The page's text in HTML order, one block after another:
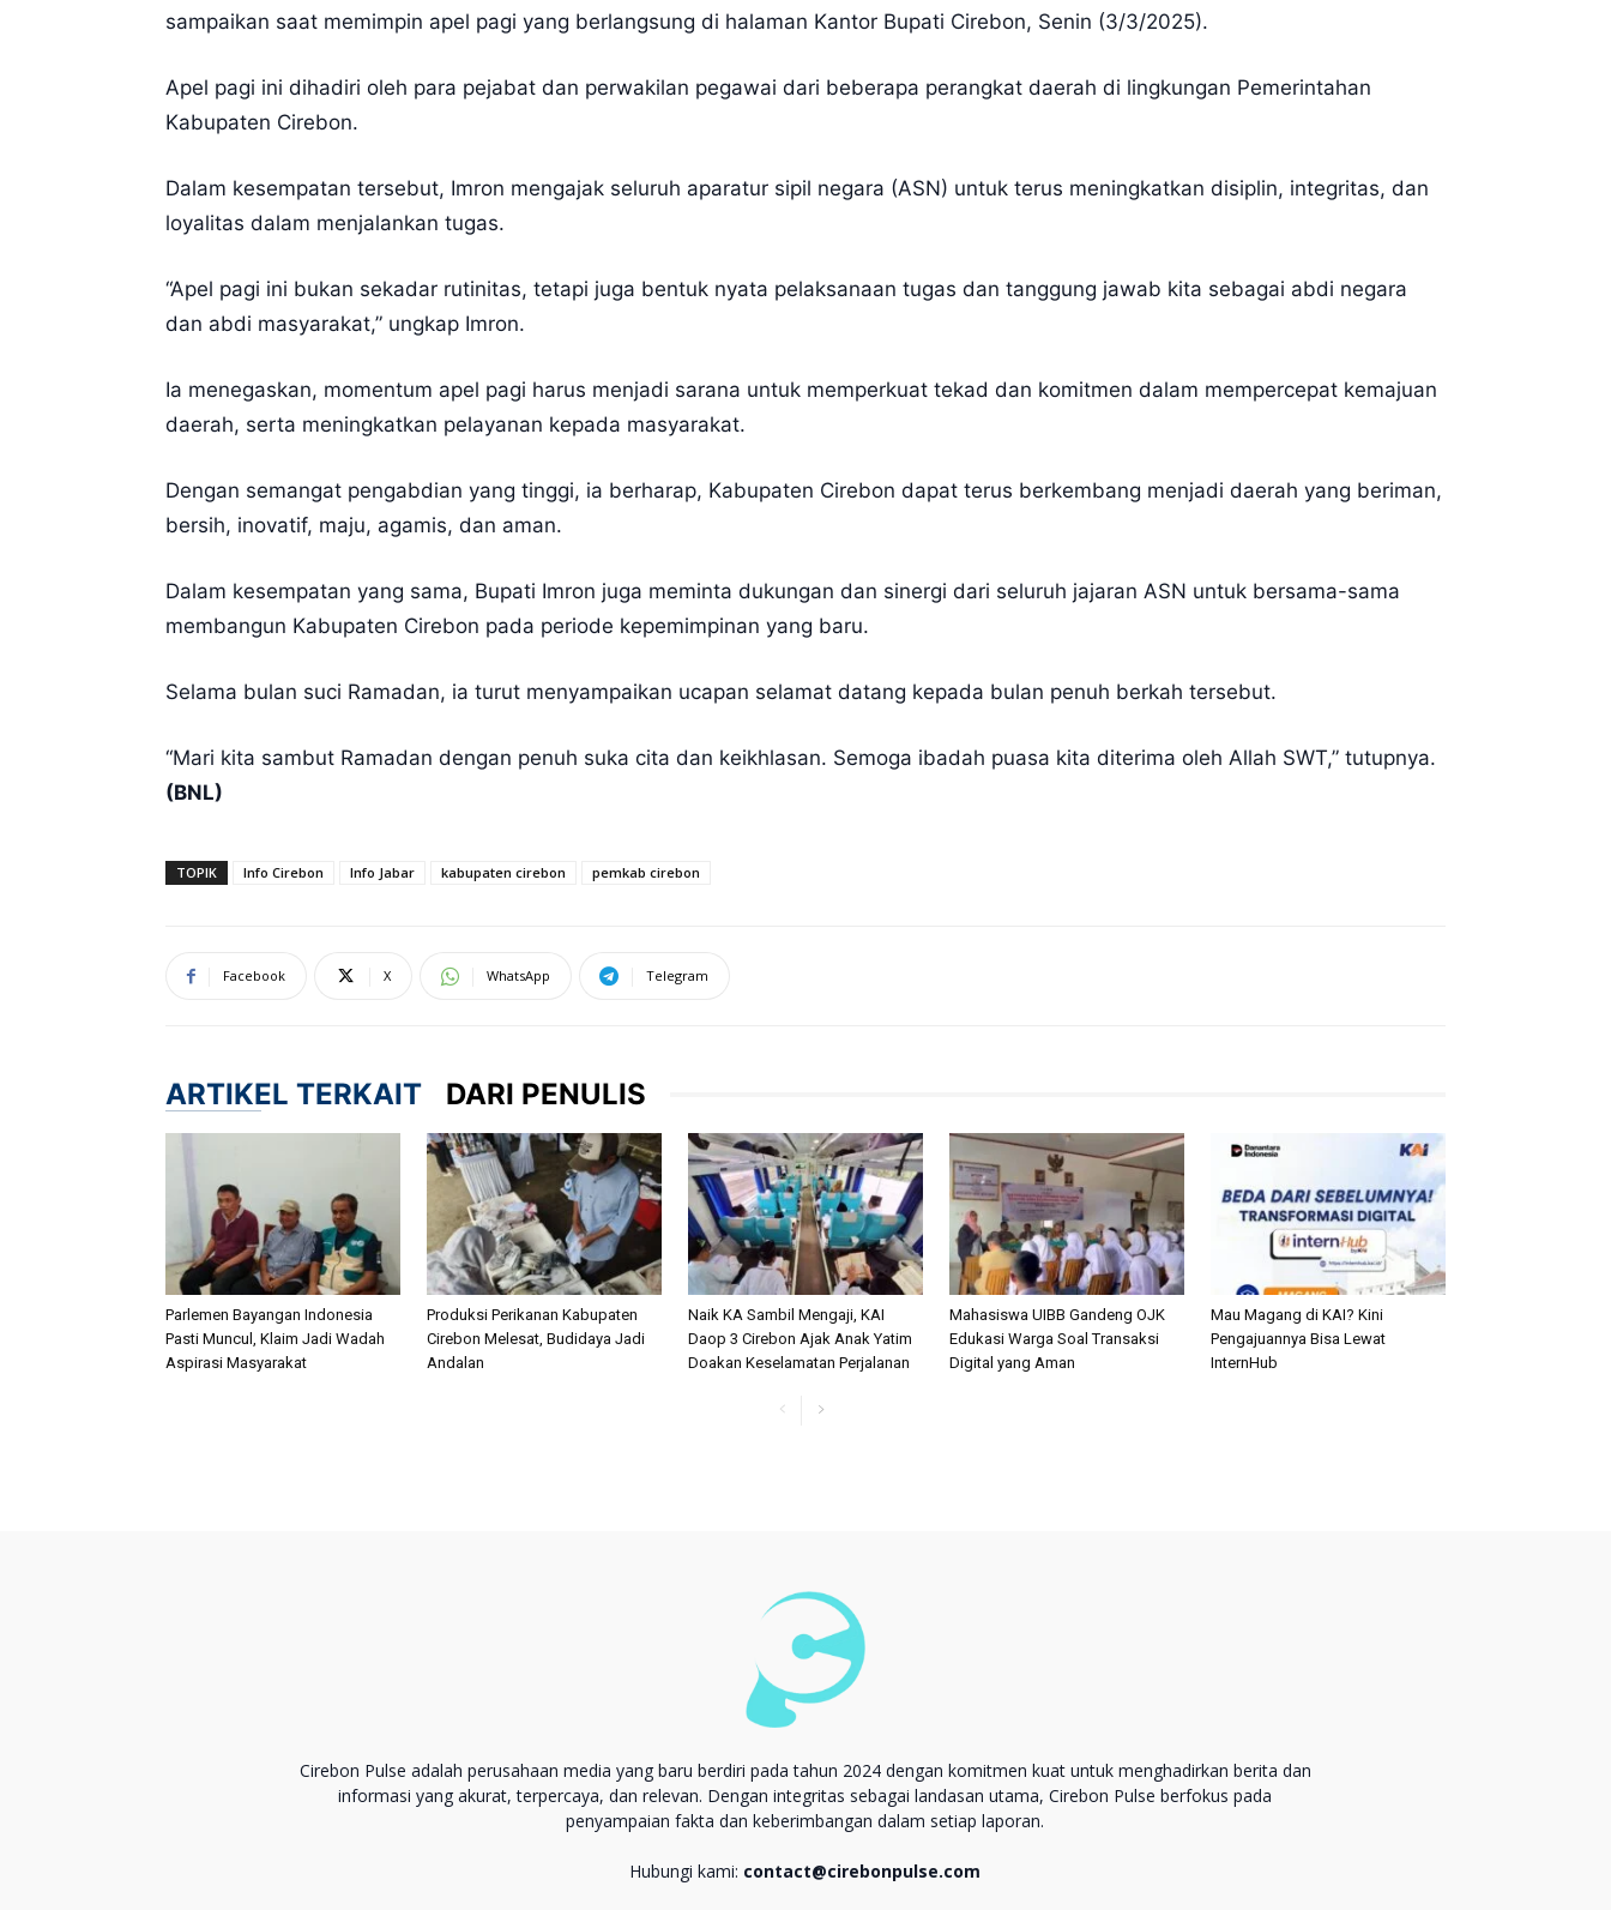
sampaikan saat memimpin apel pagi yang berlangsung di halaman Kantor Bupati Cirebon, Senin (3/3/2025).
Apel pagi ini dihadiri oleh para pejabat dan perwakilan pegawai dari beberapa perangkat daerah di lingkungan Pemerintahan
Kabupaten Cirebon.
Dalam kesempatan tersebut, Imron mengajak seluruh aparatur sipil negara (ASN) untuk terus meningkatkan disiplin, integritas, dan
loyalitas dalam menjalankan tugas.
“Apel pagi ini bukan sekadar rutinitas, tetapi juga bentuk nyata pelaksanaan tugas dan tanggung jawab kita sebagai abdi negara
dan abdi masyarakat,” ungkap Imron.
Ia menegaskan, momentum apel pagi harus menjadi sarana untuk memperkuat tekad dan komitmen dalam mempercepat kemajuan
daerah, serta meningkatkan pelayanan kepada masyarakat.
Dengan semangat pengabdian yang tinggi, ia berharap, Kabupaten Cirebon dapat terus berkembang menjadi daerah yang beriman,
bersih, inovatif, maju, agamis, dan aman.
Dalam kesempatan yang sama, Bupati Imron juga meminta dukungan dan sinergi dari seluruh jajaran ASN untuk bersama-sama
membangun Kabupaten Cirebon pada periode kepemimpinan yang baru.
Selama bulan suci Ramadan, ia turut menyampaikan ucapan selamat datang kepada bulan penuh berkah tersebut.
“Mari kita sambut Ramadan dengan penuh suka cita dan keikhlasan. Semoga ibadah puasa kita diterima oleh Allah SWT,” tutupnya.
(BNL)
TOPIK Info Cirebon Info Jabar kabupaten cirebon pemkab cirebon
Facebook X WhatsApp Telegram
ARTIKEL TERKAIT DARI PENULIS
Parlemen Bayangan Indonesia
Pasti Muncul, Klaim Jadi Wadah
Aspirasi Masyarakat
Produksi Perikanan Kabupaten
Cirebon Melesat, Budidaya Jadi
Andalan
Naik KA Sambil Mengaji, KAI
Daop 3 Cirebon Ajak Anak Yatim
Doakan Keselamatan Perjalanan
Mahasiswa UIBB Gandeng OJK
Edukasi Warga Soal Transaksi
Digital yang Aman
Mau Magang di KAI? Kini
Pengajuannya Bisa Lewat
InternHub
Cirebon Pulse adalah perusahaan media yang baru berdiri pada tahun 2024 dengan komitmen kuat untuk menghadirkan berita dan
informasi yang akurat, terpercaya, dan relevan. Dengan integritas sebagai landasan utama, Cirebon Pulse berfokus pada
penyampaian fakta dan keberimbangan dalam setiap laporan.
Hubungi kami: contact@cirebonpulse.com